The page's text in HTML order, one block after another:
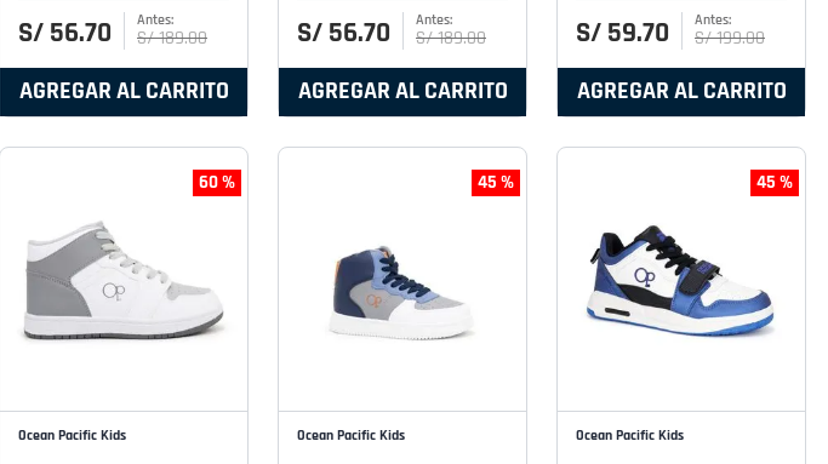
S/ 56.70 S/189.00
AGREGAR AL CARRITO
S/ 56.70 S/189.00
AGREGAR AL CARRITO
S/ 59.70 S/199.00
AGREGAR AL CARRITO
60 %
Ocean Pacific Kids
45 %
Ocean Pacific Kids
45 %
Ocean Pacific Kids